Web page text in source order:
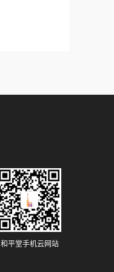
和平堂手机云网站